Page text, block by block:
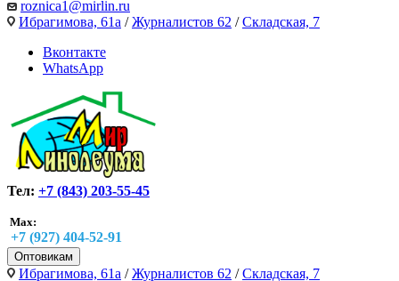
roznica1@mirlin.ru
Ибрагимова, 61а /Журналистов 62 /Складская, 7
Вконтакте
WhatsApp
Тел: +7 (843) 203-55-45
Max:
+7 (927) 404-52-91
Оптовикам
Ибрагимова, 61а /Журналистов 62 /Складская, 7